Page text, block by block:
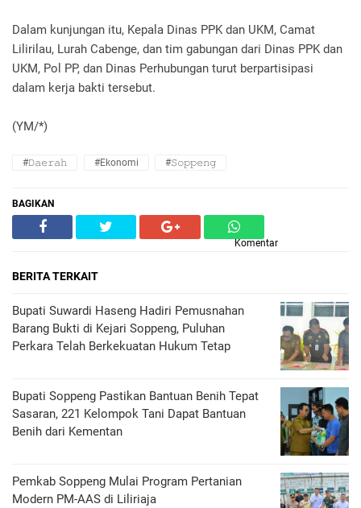
Dalam kunjungan itu, Kepala Dinas PPK dan UKM, Camat
Lilirilau, Lurah Cabenge, dan tim gabungan dari Dinas PPK dan
UKM, Pol PP, dan Dinas Perhubungan turut berpartisipasi
dalam kerja bakti tersebut.
(YM/*)
#𝙳𝚊𝚎𝚛𝚊𝚑 #Ekonomi #𝚂𝚘𝚙𝚙𝚎𝚗𝚐
BAGIKAN
Komentar
BERITA TERKAIT
Bupati Suwardi Haseng Hadiri Pemusnahan
Barang Bukti di Kejari Soppeng, Puluhan
Perkara Telah Berkekuatan Hukum Tetap
Bupati Soppeng Pastikan Bantuan Benih Tepat
Sasaran, 221 Kelompok Tani Dapat Bantuan
Benih dari Kementan
Pemkab Soppeng Mulai Program Pertanian
Modern PM-AAS di Liliriaja